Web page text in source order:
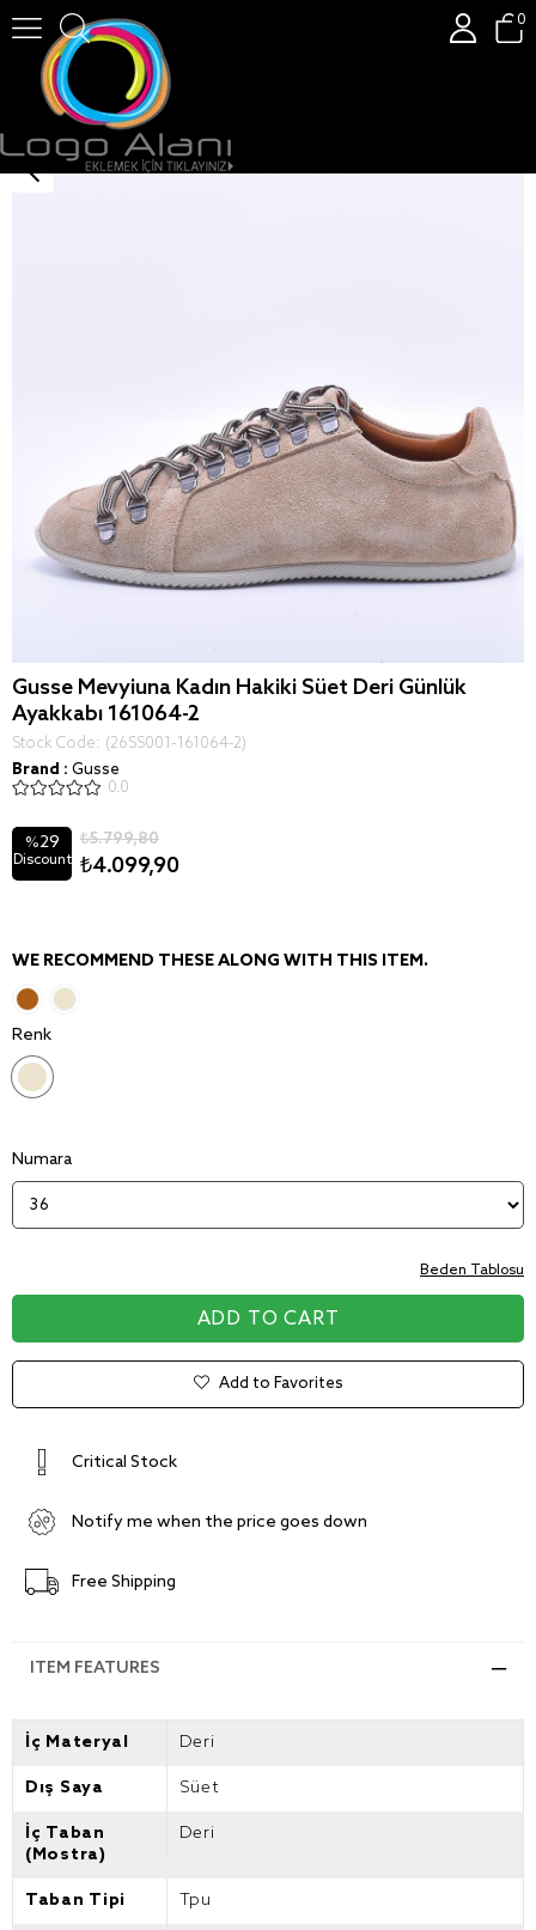
0
Gusse Mevyiuna Kadın Hakiki Süet Deri Günlük Ayakkabı
Gusse Mevyiuna Kadın Hakiki Süet Deri Günlük
Ayakkabı 161064-2
Stock Code
(26SS001-161064-2)
Brand : Gusse
0.0
%29
Discount
₺5.799,80
₺4.099,90
WE RECOMMEND THESE ALONG WITH THIS ITEM.
Renk
Numara
Beden Tablosu
Add to Favorites
Critical Stock
Notify me when the price goes down
Free Shipping
ITEM FEATURES
İç Materyal Deri
Dış Saya Süet
İç Taban
(Mostra)
Deri
Taban Tipi Tpu